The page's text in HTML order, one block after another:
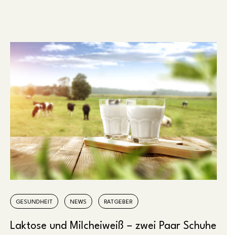
GESUNDHEIT NEWS RATGEBER
Laktose und Milcheiweiß – zwei Paar Schuhe